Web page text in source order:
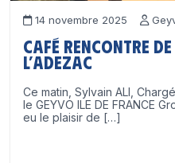
14 novembre 2025
Café Rencontre
l’ADEZAC
Ce matin, Sylvain ALI,
le GEYVO ILE DE FRANCE
eu le plaisir de […]